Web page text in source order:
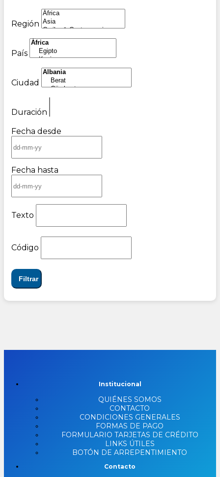
Región
País
Ciudad
Duración
Fecha desde
Fecha hasta
Texto
Código
Filtrar
Institucional
QUIÉNES SOMOS
CONTACTO
CONDICIONES GENERALES
FORMAS DE PAGO
FORMULARIO TARJETAS DE CRÉDITO
LINKS ÚTILES
BOTÓN DE ARREPENTIMIENTO
Contacto